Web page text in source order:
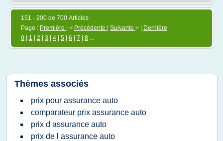
151 - 200 de 700 Articles
Page : Première | < Précédente Suivante > |
Dernière
0
1 2 3 4 5 6 7 8 ...
Thèmes associés
prix pour assurance auto
comparateur prix assurance auto
prix d assurance auto
prix de l assurance auto